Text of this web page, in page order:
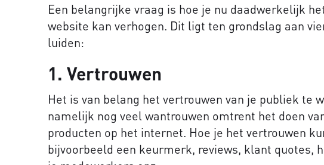
Een belangrijke vraag is hoe je nu daadwerkelijk
website kan verhogen. Dit ligt ten grondslag aan
luiden:
1. Vertrouwen
Het is van belang het vertrouwen van je publiek te
namelijk nog veel wantrouwen omtrent het doen
producten op het internet. Hoe je het vertrouwen
bijvoorbeeld een keurmerk, reviews, klant quotes,